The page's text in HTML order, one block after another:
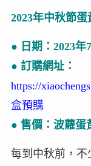
2023年中秋節蛋
● 日期：2023年
● 訂購網址：
https://
盒預購
● 售價：波蘿蛋
每到中秋前，不